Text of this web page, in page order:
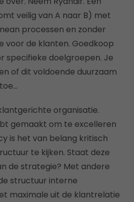
veilig van A naar B) met
processen en zonder
voor de klanten. Goedkoop
specifieke doelgroepen. Je
of dit voldoende duurzaam
organisatie.
gemaakt om te excelleren
is het van belang kritisch
te kijken. Staat deze
de strategie? Met andere
structuur interne
maximale uit de klantrelatie